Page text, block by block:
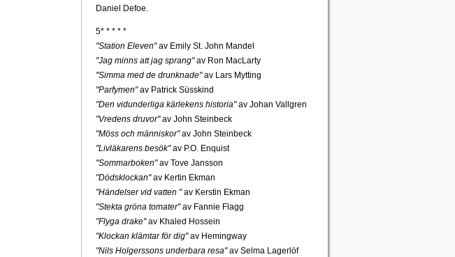
Daniel Defoe.
5* * * * *
"Station Eleven"av Emily St. John Mandel
"Jag minns att jag sprang"av Ron MacLarty
"Simma med de drunknade"av Lars Mytting
"Parfymen"av Patrick Süsskind
"Den vidunderliga kärlekens historia"av Johan Vallgren
"Vredens druvor"av John Steinbeck
"Möss och människor"av John Steinbeck
"Livläkarens besök"av P.O. Enquist
"Sommarboken"av Tove Jansson
"Dödsklockan"av Kertin Ekman
"Händelser vid vatten "av Kerstin Ekman
"Stekta gröna tomater"av Fannie Flagg
"Flyga drake"av Khaled Hossein
"Klockan klämtar för dig"av Hemingway
"Nils Holgerssons underbara resa"av Selma Lagerlöf